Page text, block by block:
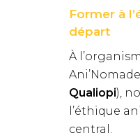
Former à
départ
À
Qualiopi),
l’éthique
central.